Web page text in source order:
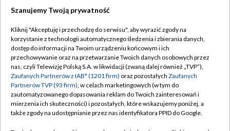
TVP
Abonament TVP
Emisja w TVP
Centrum informacji TVP
Naziemna Telewizja Cyfrowa
Regulamin TVP
Polityka prywatności
Moje zgody
Pomoc
Szanujemy Twoją prywatność
Kliknij "Akceptuję i przechodzę do serwisu", aby wyrazić zgody na
korzystanie z technologii automatycznego śledzenia i zbierania danych,
dostęp do informacji na Twoim urządzeniu końcowym i ich
przechowywanie oraz na przetwarzanie Twoich danych osobowych przez
nas, czyli Telewizję Polską S.A. w likwidacji (zwaną dalej również „TVP”),
Zaufanych Partnerów z IAB* (1201 firm) oraz pozostałych Zaufanych
Partnerów TVP (93 firm), w celach marketingowych (w tym do
zautomatyzowanego dopasowania reklam do Twoich zainteresowań i
mierzenia ich skuteczności) i pozostałych, które wskazujemy poniżej, a
także zgody na udostępnianie przez nas identyfikatora PPID do Google.